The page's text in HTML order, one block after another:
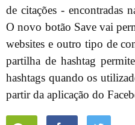
de citações - encontradas
O novo botão Save vai
websites e outro tipo de
partilha de hashtag
hashtags quando os
partir da aplicação do